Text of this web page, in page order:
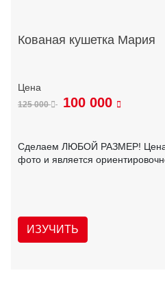
Кованая кушетка Мария
125 000 100 000
Сделаем ЛЮБОЙ РАЗМЕР! Цена
фото и является
ИЗУЧИТЬ